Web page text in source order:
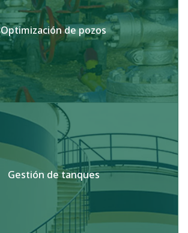
Optimización de pozos
Gestión de tanques